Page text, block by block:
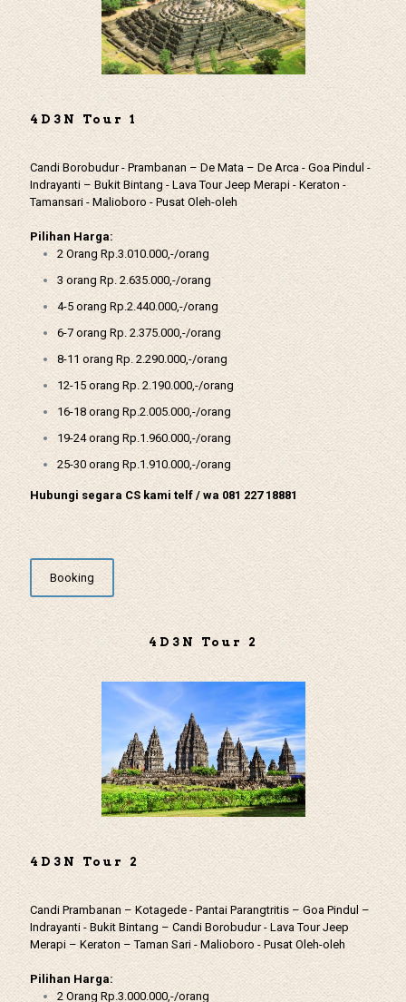
4D3N Tour 1
Candi Borobudur - Prambanan – De Mata – De Arca - Goa Pindul -
Indrayanti – Bukit Bintang - Lava Tour Jeep Merapi - Keraton -
Tamansari - Malioboro - Pusat Oleh-oleh
Pilihan Harga:
2 Orang Rp.3.010.000,-/orang
3 orang Rp. 2.635.000,-/orang
4-5 orang Rp.2.440.000,-/orang
6-7 orang Rp. 2.375.000,-/orang
8-11 orang Rp. 2.290.000,-/orang
12-15 orang Rp. 2.190.000,-/orang
16-18 orang Rp.2.005.000,-/orang
19-24 orang Rp.1.960.000,-/orang
25-30 orang Rp.1.910.000,-/orang
Hubungi segara CS kami telf / wa 081 227 18881
Booking
4D3N Tour 2
4D3N Tour 2
Candi Prambanan – Kotagede - Pantai Parangtritis – Goa Pindul –
Indrayanti - Bukit Bintang – Candi Borobudur - Lava Tour Jeep
Merapi – Keraton – Taman Sari - Malioboro - Pusat Oleh-oleh
Pilihan Harga:
2 Orang Rp.3.000.000,-/orang